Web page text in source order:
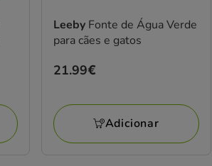
Leeby Fonte de Água Verde
para cães e gatos
Preço
21.99€
Adicionar